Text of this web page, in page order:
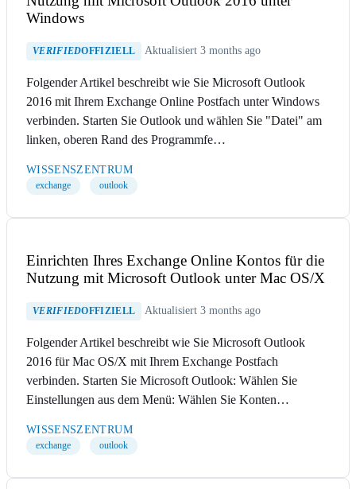
Windows
VERIFIEDOFFIZIELL Aktualisiert 3 months ago
Folgender Artikel beschreibt wie Sie Microsoft Outlook
2016 mit Ihrem Exchange Online Postfach unter Windows
verbinden. Starten Sie Outlook und wählen Sie "Datei" am
linken, oberen Rand des Programmfe…
WISSENSZENTRUM
exchange outlook
Einrichten Ihres Exchange Online Kontos für die
Nutzung mit Microsoft Outlook unter Mac OS/X
VERIFIEDOFFIZIELL Aktualisiert 3 months ago
Folgender Artikel beschreibt wie Sie Microsoft Outlook
2016 für Mac OS/X mit Ihrem Exchange Postfach
verbinden. Starten Sie Microsoft Outlook: Wählen Sie
Einstellungen aus dem Menü: Wählen Sie Konten…
WISSENSZENTRUM
exchange outlook